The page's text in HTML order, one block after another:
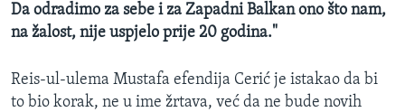
Da odradimo za sebe i za Zapadni Balkan ono što nam,
na žalost, nije uspjelo prije 20 godina."
Reis-ul-ulema Mustafa efendija Cerić je istakao da bi
to bio korak, ne u ime žrtava, već da ne bude novih